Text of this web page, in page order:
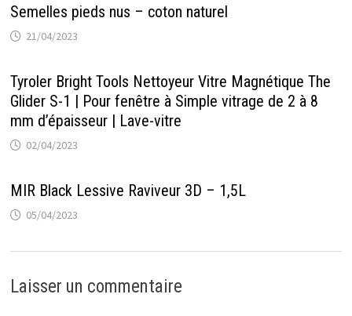
Semelles pieds nus – coton naturel
21/04/2023
Tyroler Bright Tools Nettoyeur Vitre Magnétique The
Glider S-1 | Pour fenêtre à Simple vitrage de 2 à 8
mm d’épaisseur | Lave-vitre
02/04/2023
MIR Black Lessive Raviveur 3D – 1,5L
05/04/2023
Laisser un commentaire